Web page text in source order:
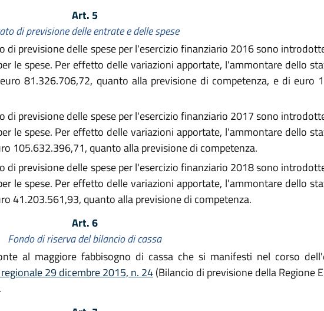
Art. 5
di previsione delle entrate e delle spese
previsione delle spese per l'esercizio finanziario 2016 sono
le spese. Per effetto delle variazioni apportate, l'ammontare dello
81.326.706,72, quanto alla previsione di competenza, e di euro
previsione delle spese per l'esercizio finanziario 2017 sono
le spese. Per effetto delle variazioni apportate, l'ammontare dello
105.632.396,71, quanto alla previsione di competenza.
previsione delle spese per l'esercizio finanziario 2018 sono
le spese. Per effetto delle variazioni apportate, l'ammontare dello
41.203.561,93, quanto alla previsione di competenza.
Art. 6
Fondo di riserva del bilancio di cassa
al maggiore fabbisogno di cassa che si manifesti nel corso
29 dicembre 2015, n. 24(Bilancio di previsione della Regione